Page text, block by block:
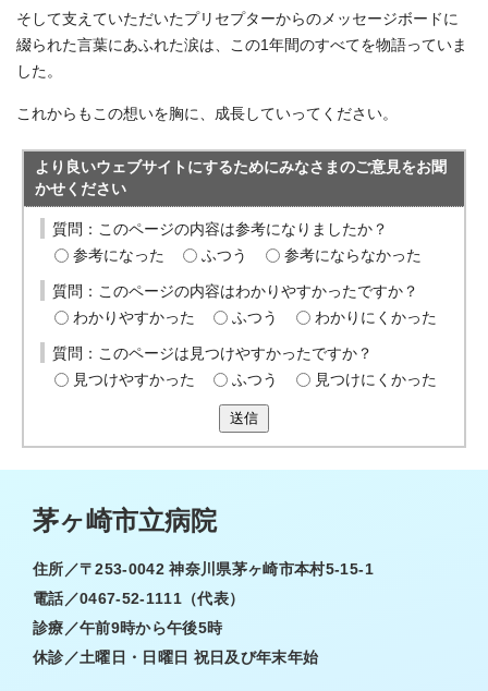
そして支えていただいたプリセプターからのメッセージボードに
綴られた言葉にあふれた涙は、この1年間のすべてを物語っていま
した。
これからもこの想いを胸に、成長していってください。
より良いウェブサイトにするためにみなさまのご意見をお聞
かせください
質問：このページの内容は参考になりましたか？
参考になった
ふつう 参考にならなかった
質問：このページの内容はわかりやすかったですか？
わかりやすかった
ふつう わかりにくかった
質問：このページは見つけやすかったですか？
見つけやすかった
ふつう 見つけにくかった
送信
茅ヶ崎市立病院
住所／〒253-0042 神奈川県茅ヶ崎市本村5-15-1
電話／0467-52-1111（代表）
診療／午前9時から午後5時
休診／土曜日・日曜日 祝日及び年末年始